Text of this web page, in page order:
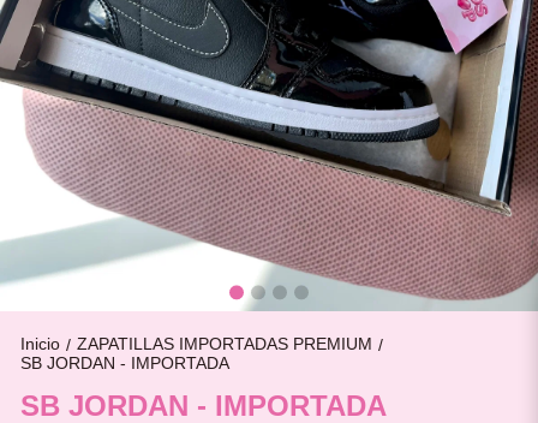
Inicio / ZAPATILLAS IMPORTADAS PREMIUM /
SB JORDAN - IMPORTADA
SB JORDAN - IMPORTADA